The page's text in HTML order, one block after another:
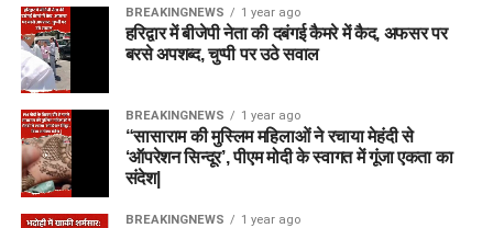
BREAKINGNEWS 1 year ago
हरिद्वार में बीजेपी नेता की दबंगई कैमरे में कैद, अफसर पर
बरसे अपशब्द, चुप्पी पर उठे सवाल
BREAKINGNEWS 1 year ago
“सासाराम की मुस्लिम महिलाओं ने रचाया मेहंदी से
‘ऑपरेशन सिन्दूर’, पीएम मोदी के स्वागत में गूंजा एकता का
संदेश|
BREAKINGNEWS 1 year ago